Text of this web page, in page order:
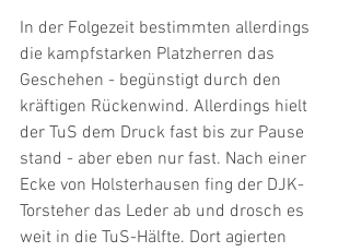
In der Folgezeit bestimmten allerdings
die kampfstarken Platzherren das
Geschehen - begünstigt durch den
kräftigen Rückenwind. Allerdings hielt
der TuS dem Druck fast bis zur Pause
stand - aber eben nur fast. Nach einer
Ecke von Holsterhausen fing der DJK-
Torsteher das Leder ab und drosch es
weit in die TuS-Hälfte. Dort agierten